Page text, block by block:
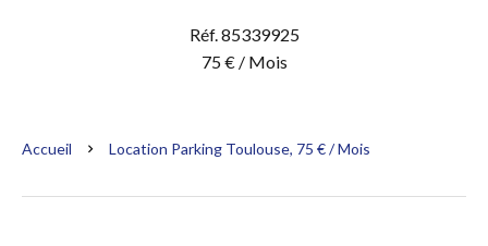
Réf. 85339925
75 € / Mois
Accueil Location Parking Toulouse, 75 € / Mois